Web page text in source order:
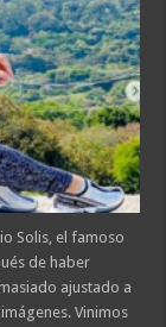
Solis, el famoso
de haber
ajustado a
Vinimos